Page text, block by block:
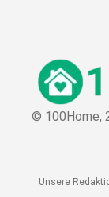
© 100Home,
Unsere